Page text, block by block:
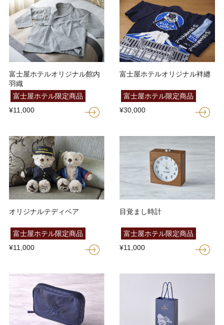
富士屋ホテルオリジナル館内
羽織
富士屋ホテル限定商品
¥11,000
富士屋ホテルオリジナル袢纏
富士屋ホテル限定商品
¥30,000
オリジナルテディベア
富士屋ホテル限定商品
¥11,000
目覚まし時計
富士屋ホテル限定商品
¥11,000